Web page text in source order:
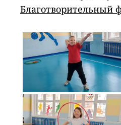
Благотворительный